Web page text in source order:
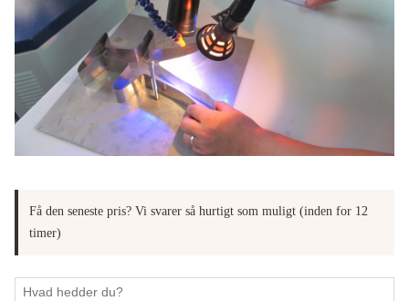
Få den seneste pris? Vi svarer så hurtigt som muligt (inden for 12
timer)